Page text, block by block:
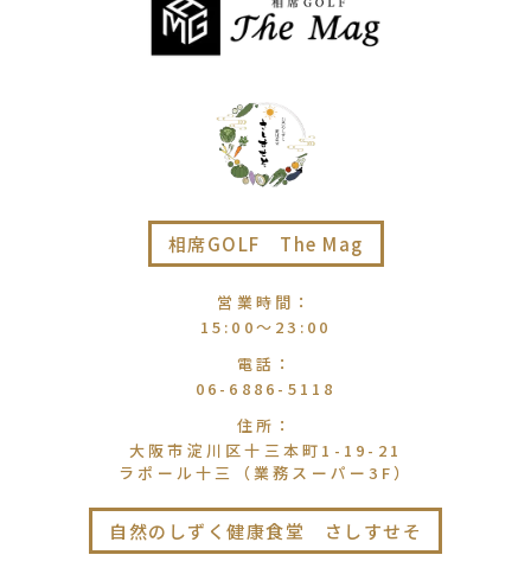
相席GOLF The Mag
営業時間 ：
15:00〜23:00
電話 ：
06-6886-5118
住所 ：
大阪市淀川区十三本町1-19-21
ラポール十三（業務スーパー3F）
自然のしずく健康食堂 さしすせそ